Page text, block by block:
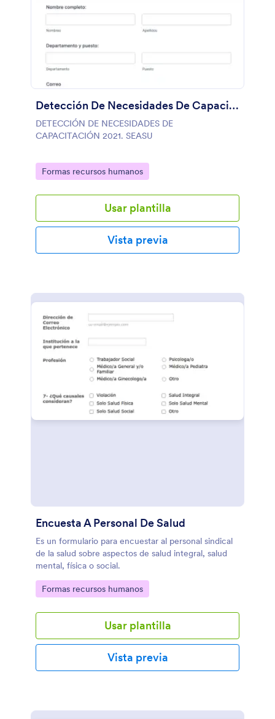
Detección De Necesidades De Capacitación 2021. Seasu
DETECCIÓN DE NECESIDADES DE
CAPACITACIÓN 2021. SEASU
Go to Category:
Formas recursos humanos
Usar plantilla
Vista previa
Encuesta A Personal De Salud
Es un formulario para encuestar al personal sindical
de la salud sobre aspectos de salud integral, salud
mental, física o social.
Go to Category:
Formas recursos humanos
Usar plantilla
Vista previa